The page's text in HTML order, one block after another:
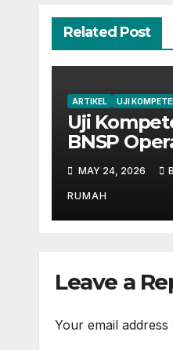
Related Post
ARTIKEL UJI
Uji
BNSP
Komputer
Digital
Bekasi
MAY 24, 2026
RUMAH
Leave a
Your email